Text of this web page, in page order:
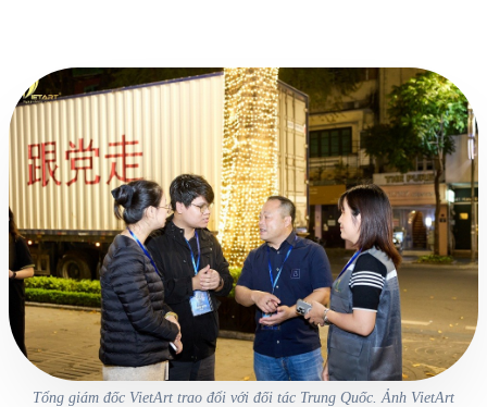
Tổng giám đốc VietArt trao đổi với đối tác Trung Quốc. Ảnh VietArt